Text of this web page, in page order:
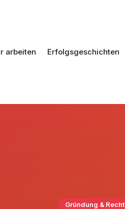
arbeiten Erfolgsgeschichten
Gründung & Recht